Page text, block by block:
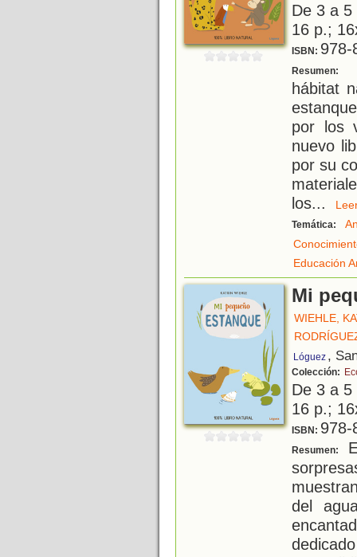
De 3 a
16 p.;
ISBN: 978-
Resumen:
hábitat
por los
nuevo
por su
los...
Temática:
Educación
Mi
WIEHLE,
Lóguez ,
Colección:
De 3 a
16 p.;
ISBN: 978-
Resumen:
del